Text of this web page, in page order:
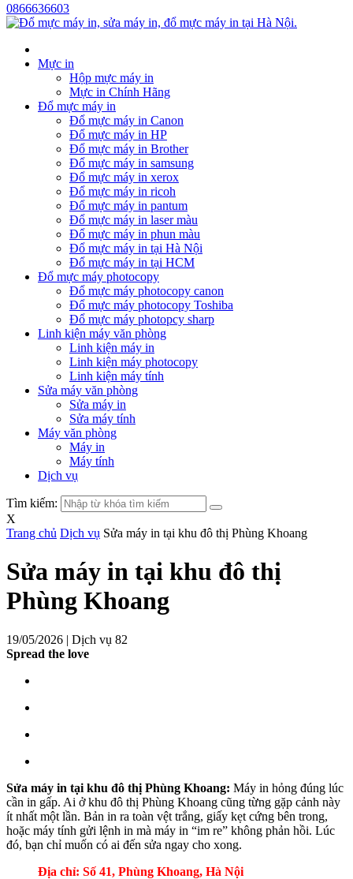
0866636603
Mực in
Hộp mực máy in
Mực in Chính Hãng
Đổ mực máy in
Đổ mực máy in Canon
Đổ mực máy in HP
Đổ mực máy in Brother
Đổ mực máy in samsung
Đổ mực máy in xerox
Đổ mực máy in ricoh
Đổ mực máy in pantum
Đổ mực máy in laser màu
Đổ mực máy in phun màu
Đổ mực máy in tại Hà Nội
Đổ mực máy in tại HCM
Đổ mực máy photocopy
Đổ mực máy photocopy canon
Đổ mực máy photocopy Toshiba
Đổ mực máy photopcy sharp
Linh kiện máy văn phòng
Linh kiện máy in
Linh kiện máy photocopy
Linh kiện máy tính
Sửa máy văn phòng
Sửa máy in
Sửa máy tính
Máy văn phòng
Máy in
Máy tính
Dịch vụ
Tìm kiếm:
X
Trang chủ Dịch vụ Sửa máy in tại khu đô thị Phùng Khoang
Sửa máy in tại khu đô thị
Phùng Khoang
19/05/2026 | Dịch vụ 82
Spread the love
Sửa máy in tại khu đô thị Phùng Khoang: Máy in hỏng đúng lúc
cần in gấp. Ai ở khu đô thị Phùng Khoang cũng từng gặp cảnh này
ít nhất một lần. Bản in ra toàn vệt trắng, giấy kẹt cứng bên trong,
hoặc máy tính gửi lệnh in mà máy in “im re” không phản hồi. Lúc
đó, bạn chỉ muốn có ai đến sửa ngay cho xong.
Địa chỉ: Số 41, Phùng Khoang, Hà Nội